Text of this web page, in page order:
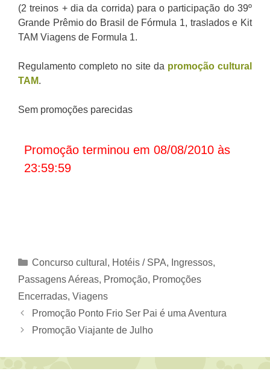
(2 treinos + dia da corrida) para o participação do 39º
Grande Prêmio do Brasil de Fórmula 1, traslados e Kit
TAM Viagens de Formula 1.
Regulamento completo no site da promoção cultural
TAM.
Sem promoções parecidas
Promoção terminou em 08/08/2010 às
23:59:59
Categorias
Concurso cultural , Hotéis / SPA, Ingressos,
Passagens Aéreas, Promoção, Promoções
Encerradas, Viagens
Promoção Ponto Frio Ser Pai é uma Aventura
Promoção Viajante de Julho